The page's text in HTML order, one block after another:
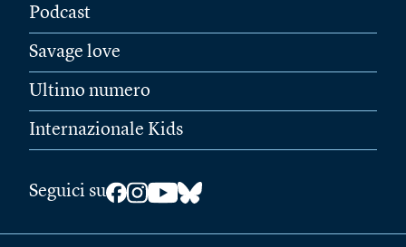
Podcast
Savage love
Ultimo numero
Internazionale Kids
Seguici su